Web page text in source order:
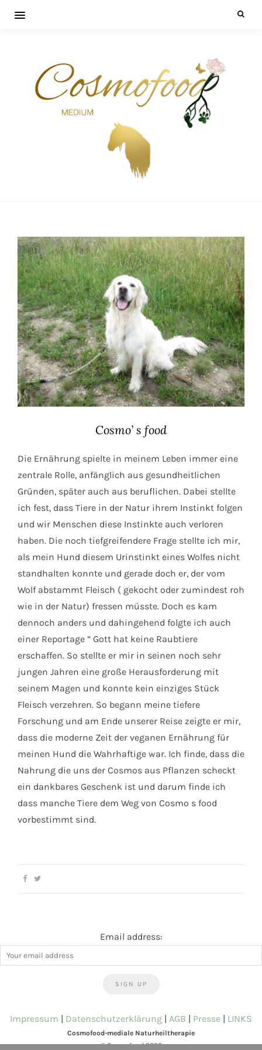
Cosmo’ s food
Die Ernährung spielte in meinem Leben immer eine
zentrale Rolle, anfänglich aus gesundheitlichen
Gründen, später auch aus beruflichen. Dabei stellte
ich fest, dass Tiere in der Natur ihrem Instinkt folgen
und wir Menschen diese Instinkte auch verloren
haben. Die noch tiefgreifendere Frage stellte ich mir,
als mein Hund diesem Urinstinkt eines Wolfes nicht
standhalten konnte und gerade doch er, der vom
Wolf abstammt Fleisch ( gekocht oder zumindest roh
wie in der Natur) fressen müsste. Doch es kam
dennoch anders und dahingehend folgte ich auch
einer Reportage ” Gott hat keine Raubtiere
erschaffen. So stellte er mir in seinen noch sehr
jungen Jahren eine große Herausforderung mit
seinem Magen und konnte kein einziges Stück
Fleisch verzehren. So begann meine tiefere
Forschung und am Ende unserer Reise zeigte er mir,
dass die moderne Zeit der veganen Ernährung für
meinen Hund die Wahrhaftige war. Ich finde, dass die
Nahrung die uns der Cosmos aus Pflanzen scheckt
ein dankbares Geschenk ist und darum finde ich
dass manche Tiere dem Weg von Cosmo s food
vorbestimmt sind.
Email address:
Impressum Datenschutzerklärung AGB Presse LINKS
Cosmofood-mediale Naturheiltherapie
© Cosmofood 2026